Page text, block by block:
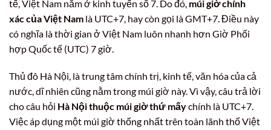
tế, Việt Nam nằm ở kinh tuyến số 7. Do đó, múi giờ chính
xác của Việt Nam là UTC+7, hay còn gọi là GMT+7. Điều này
có nghĩa là thời gian ở Việt Nam luôn nhanh hơn Giờ Phối
hợp Quốc tế (UTC) 7 giờ.
Thủ đô Hà Nội, là trung tâm chính trị, kinh tế, văn hóa của cả
nước, dĩ nhiên cũng nằm trong múi giờ này. Vì vậy, câu trả lời
cho câu hỏi Hà Nội thuộc múi giờ thứ mấychính là UTC+7.
Việc áp dụng một múi giờ thống nhất trên toàn lãnh thổ Việt